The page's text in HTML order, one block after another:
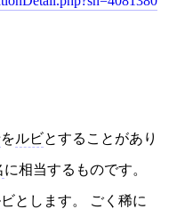
をルビとすることがあり
に相当するものです。
とします。 ごく稀に